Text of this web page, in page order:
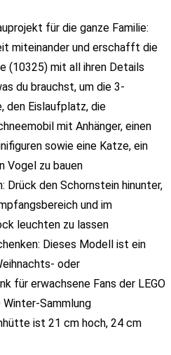
für die ganze Familie:
miteinander und erschafft die
(10325) mit all ihren Details
du brauchst, um die 3-
den Eislaufplatz, die
mit Anhänger, einen
sowie eine Katze, ein
Vogel zu bauen
Drück den Schornstein hinunter,
und im
leuchten zu lassen
Dieses Modell ist ein
oder
für erwachsene Fans der LEGO
Winter-Sammlung
ist 21 cm hoch, 24 cm